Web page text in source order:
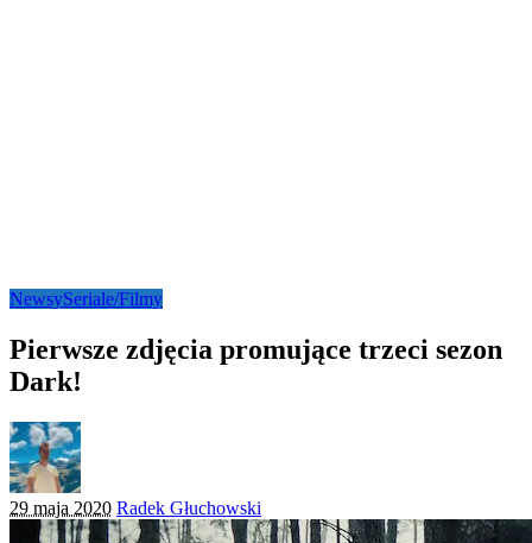
NewsySeriale/Filmy
Pierwsze zdjęcia promujące trzeci sezon
Dark!
29 maja 2020 Posted
by
Radek Głuchowski